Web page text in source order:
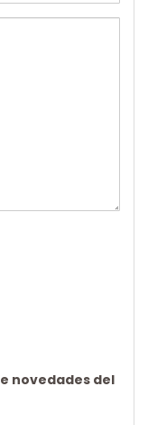
novedades del